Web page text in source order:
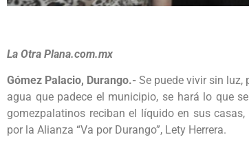
La Otra Plana.com.mx
Gómez Palacio, Durango.- Se puede vivir sin luz,
agua que padece el municipio, se hará lo que
gomezpalatinos reciban el líquido en sus
por la Alianza “Va por Durango”, Lety Herrera.